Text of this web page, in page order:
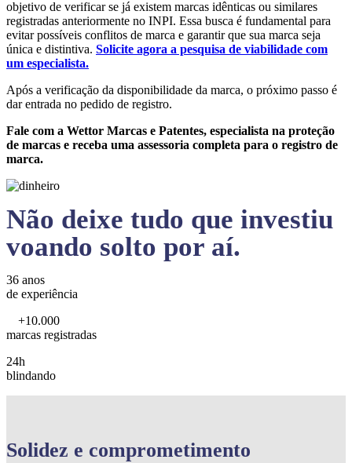
objetivo de verificar se já existem marcas idênticas ou similares
registradas anteriormente no INPI. Essa busca é fundamental para
evitar possíveis conflitos de marca e garantir que sua marca seja
única e distintiva. Solicite agora a pesquisa de viabilidade com
um especialista.
Após a verificação da disponibilidade da marca, o próximo passo é
dar entrada no pedido de registro.
Fale com a Wettor Marcas e Patentes, especialista na proteção
de marcas e receba uma assessoria completa para o registro de
marca.
Não deixe tudo que investiu
voando solto por aí.
36 anos
de experiência
+10.000
marcas registradas
24h
blindando
Solidez e comprometimento